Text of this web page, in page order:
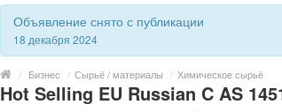
Объявление снято с публикации
18 декабря 2024
/ Бизнес / Сырьё / материалы / Химическое сырьё
Hot Selling EU Russian C AS